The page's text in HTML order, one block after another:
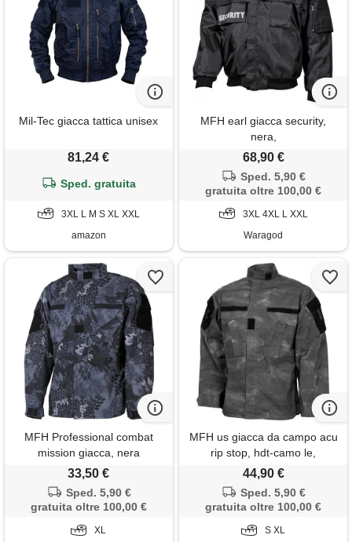
Mil-Tec giacca tattica unisex
81,24 €
Sped. gratuita
3XL L M S XL XXL
amazon
MFH earl giacca security,
nera,
68,90 €
Sped. 5,90 €
gratuita oltre 100,00 €
3XL 4XL L XXL
Waragod
MFH Professional combat
mission giacca, nera
serpente,
33,50 €
Sped. 5,90 €
gratuita oltre 100,00 €
XL
MFH us giacca da campo acu
rip stop, hdt-camo le,
44,90 €
Sped. 5,90 €
gratuita oltre 100,00 €
S XL